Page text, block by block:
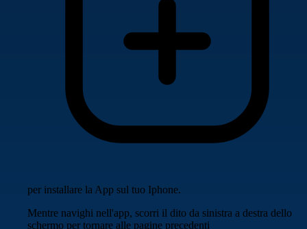
per installare la App sul tuo Iphone.
Mentre navighi nell'app, scorri il dito da sinistra a destra dello
schermo per tornare alle pagine precedenti